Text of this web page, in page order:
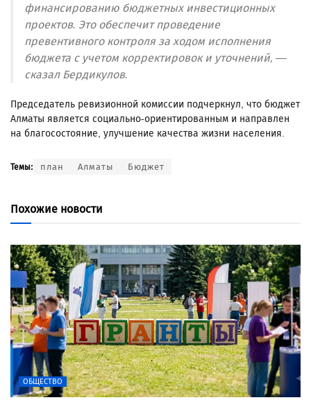
финансированию бюджетных инвестиционных
проектов. Это обеспечит проведение
превентивного контроля за ходом исполнения
бюджета с учетом корректировок и уточнений, —
сказал Бердикулов.
Председатель ревизионной комиссии подчеркнул, что бюджет
Алматы является социально-ориентированным и направлен
на благосостояние, улучшение качества жизни населения.
Темы: план Алматы Бюджет
Похожие новости
ОБЩЕСТВО